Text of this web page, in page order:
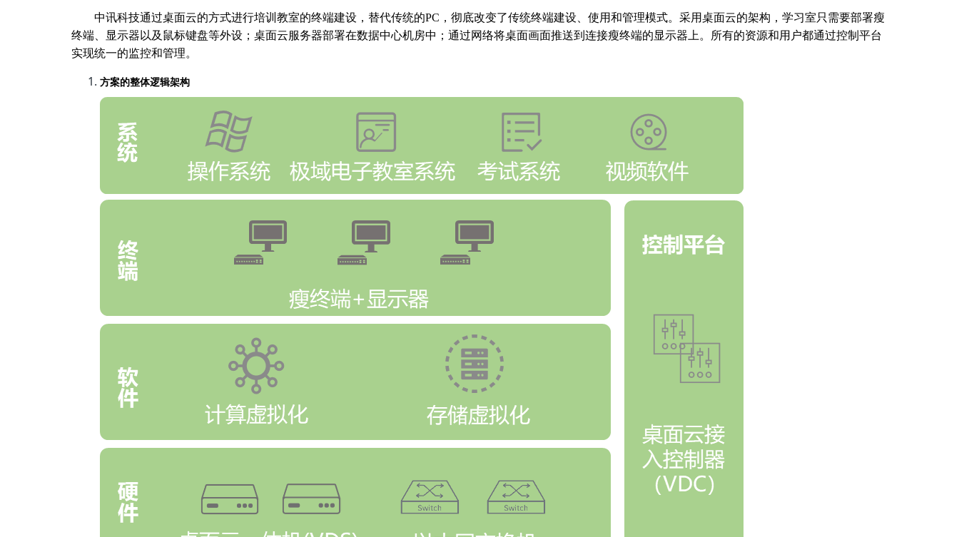
中讯科技通过桌面云的方式进行培训教室的终端建设，替代传统的PC，彻底改变了传统终端建设、使用和管理模式。采用桌面云的架构，学习室只需要部署瘦
终端、显示器以及鼠标键盘等外设；桌面云服务器部署在数据中心机房中；通过网络将桌面画面推送到连接瘦终端的显示器上。所有的资源和用户都通过控制平台
实现统一的监控和管理。
方案的整体逻辑架构